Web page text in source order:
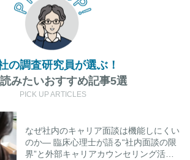
の調査研究員が選ぶ！
みたいおすすめ記事5選
PICK UP ARTICLES
なぜ社内のキャリア面談は機能しにくい
のか― 臨床心理士が語る“社内面談の限
界”と外部キャリアカウンセリング活用